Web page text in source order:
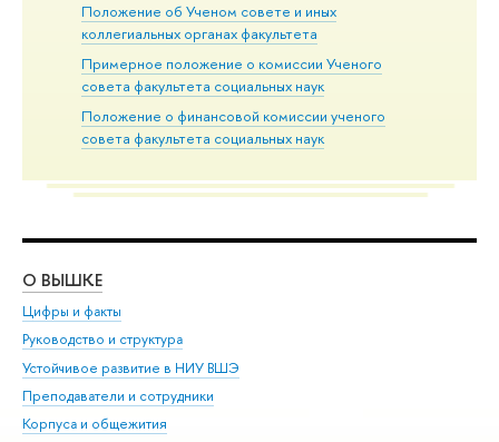
Положение об Ученом совете и иных
коллегиальных органах факультета
Примерное положение о комиссии Ученого
совета факультета социальных наук
Положение о финансовой комиссии ученого
совета факультета социальных наук
О ВЫШКЕ
Цифры и факты
Руководство и структура
Устойчивое развитие в НИУ ВШЭ
Преподаватели и сотрудники
Корпуса и общежития